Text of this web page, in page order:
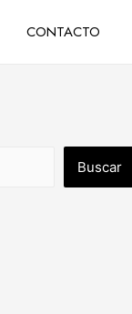
CONTACTO
Buscar